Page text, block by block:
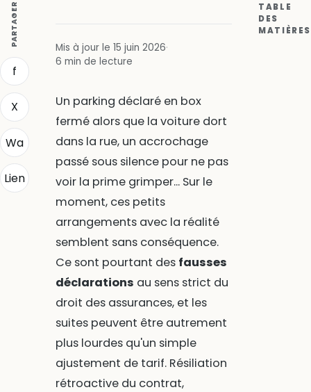
PARTAGER
f
X
Wa
Lien
Mis à jour le 15 juin 2026·
6 min de lecture
Un parking déclaré en box
fermé alors que la voiture dort
dans la rue, un accrochage
passé sous silence pour ne pas
voir la prime grimper... Sur le
moment, ces petits
arrangements avec la réalité
semblent sans conséquence.
Ce sont pourtant des fausses
déclarations au sens strict du
droit des assurances, et les
suites peuvent être autrement
plus lourdes qu'un simple
ajustement de tarif. Résiliation
rétroactive du contrat,
TABLE
DES
MATIÈRES